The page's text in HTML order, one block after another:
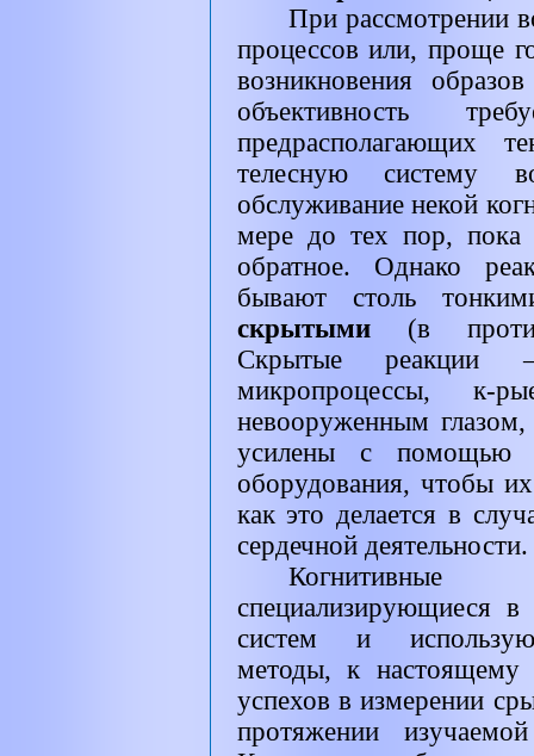
При рассмотрении
процессов или, проще
возникновения
объективность
предрасполагающих
телесную систему
обслуживание некой
мере до тех пор, пока
обратное. Однако
бывают столь
скрытыми (в
Скрытые реакции
микропроцессы, к-
невооруженным
усилены с помощью
оборудования, чтобы
как это делается в
сердечной деятельности.
специализирующиеся в
систем и
методы, к настоящему
успехов в измерении
протяжении